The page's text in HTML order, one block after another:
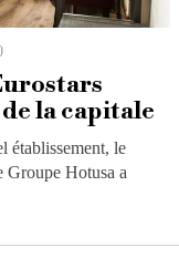
la capitale
établissement, le
Groupe Hotusa a